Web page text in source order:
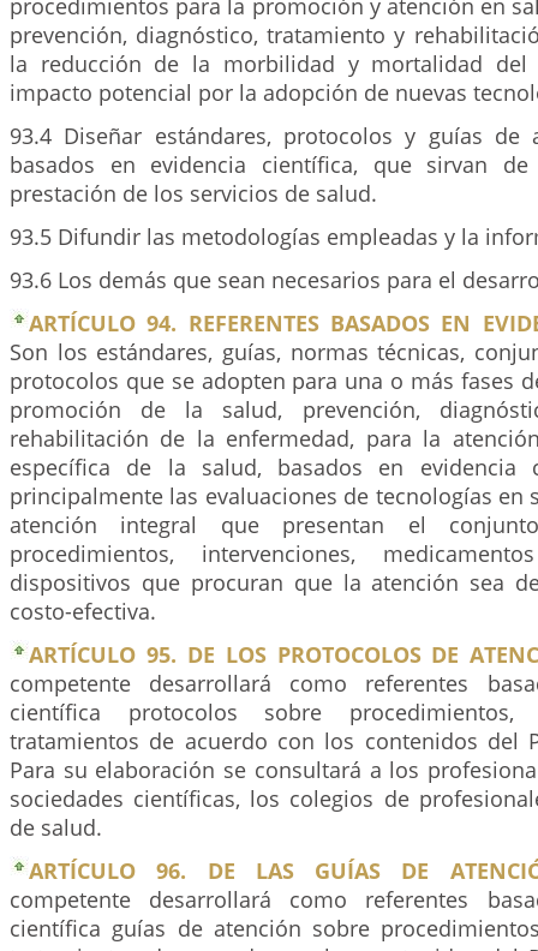
procedimientos para la promoción y atención en
prevención, diagnóstico, tratamiento y
la reducción de la morbilidad y mortalidad
impacto potencial por la adopción de nuevas
93.4 Diseñar estándares, protocolos y guías de
basados en evidencia científica, que sirvan
prestación de los servicios de salud.
93.5 Difundir las metodologías empleadas y la
93.6 Los demás que sean necesarios para el
ARTÍCULO 94. REFERENTES BASADOS EN
Son los estándares, guías, normas técnicas,
protocolos que se adopten para una o más fases
promoción de la salud, prevención,
rehabilitación de la enfermedad, para la
específica de la salud, basados en evidencia
principalmente las evaluaciones de tecnologías en
atención integral que presentan el
procedimientos, intervenciones,
dispositivos que procuran que la atención sea
costo-efectiva.
ARTÍCULO 95. DE LOS PROTOCOLOS DE
competente desarrollará como referentes
científica protocolos sobre procedimientos,
tratamientos de acuerdo con los contenidos del
Para su elaboración se consultará a los
sociedades científicas, los colegios de
de salud.
ARTÍCULO 96. DE LAS GUÍAS DE
competente desarrollará como referentes
científica guías de atención sobre